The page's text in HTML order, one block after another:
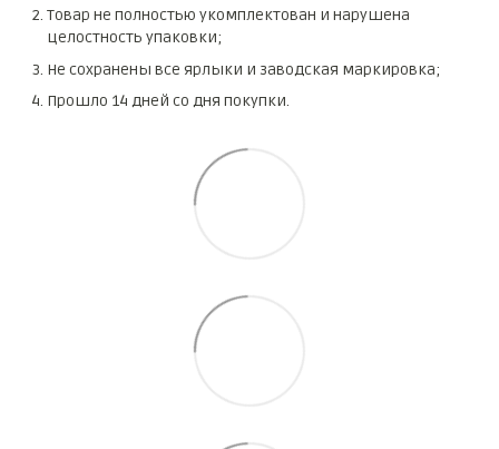
Товар не полностью укомплектован и нарушена
целостность упаковки;
Не сохранены все ярлыки и заводская маркировка;
Прошло 14 дней со дня покупки.